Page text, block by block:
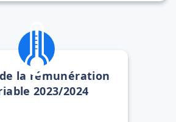
la rémunération
2023/2024